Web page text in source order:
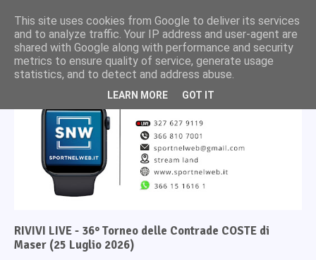
RIVIVI LIVE - 36° Torneo delle Contrade COSTE di
Maser (25 Luglio 2026)
This site uses cookies from Google to deliver its services
and to analyze traffic. Your IP address and user-agent are
shared with Google along with performance and security
metrics to ensure quality of service, generate usage
statistics, and to detect and address abuse.
LEARN MORE GOT IT